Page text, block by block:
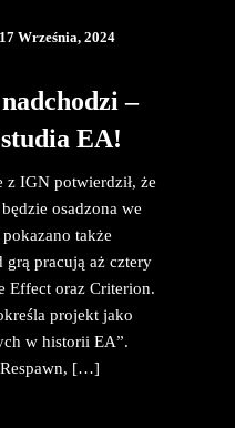
17 Września, 2024
–
EA!
IGN potwierdził, że
osadzona we
także
grą pracują aż cztery
Effect oraz Criterion.
projekt jako
w historii EA”.
Respawn, […]